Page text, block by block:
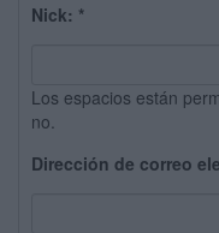
Nick: *
Los espacios están
no.
Dirección de correo